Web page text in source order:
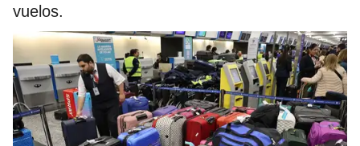
vuelos.